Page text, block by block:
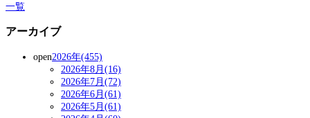
一覧
アーカイブ
open2026年(455)
2026年8月(16)
2026年7月(72)
2026年6月(61)
2026年5月(61)